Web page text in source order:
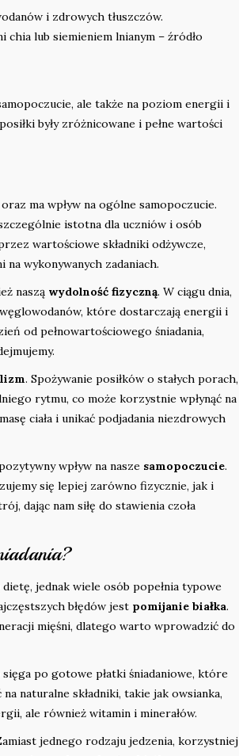
i zdrowych tłuszczów.
chia lub siemieniem lnianym – źródło
ale także na poziom energii i
były zróżnicowane i pełne wartości
ma wpływ na ogólne samopoczucie.
istotna dla uczniów i osób
wartościowe składniki odżywcze,
wykonywanych zadaniach.
naszą wydolność fizyczną. W ciągu dnia,
które dostarczają energii i
od pełnowartościowego śniadania,
. Spożywanie posiłków o stałych porach,
rytmu, co może korzystnie wpłynąć na
ciała i unikać podjadania niezdrowych
wpływ na nasze samopoczucie.
się lepiej zarówno fizycznie, jak i
dając nam siłę do stawienia czoła
jednak wiele osób popełnia typowe
błędów jest pomijanie białka.
mięśni, dlatego warto wprowadzić do
sięga po gotowe płatki śniadaniowe, które
naturalne składniki, takie jak owsianka,
ale również witamin i minerałów.
jednego rodzaju jedzenia, korzystniej